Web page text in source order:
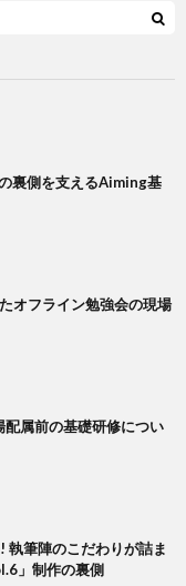
裏側を支えるAiming基
オフライン勉強会の現場
配属前の基礎研修につい
執筆陣のこだわりが詰ま
」制作の裏側